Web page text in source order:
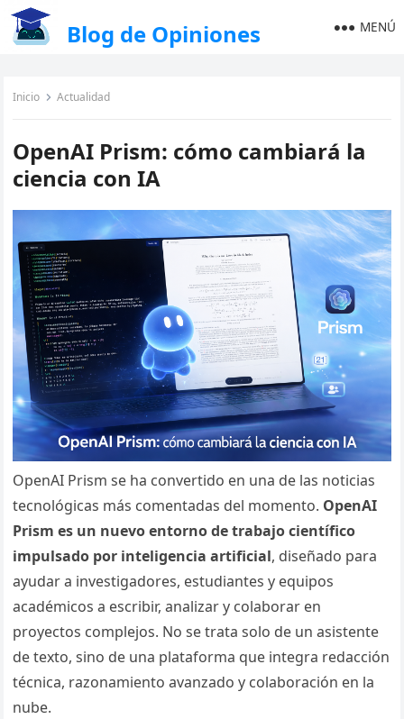
Blog de Opiniones MENÚ
Inicio Actualidad
OpenAI Prism: cómo cambiará la
ciencia con IA
OpenAI Prism se ha convertido en una de las noticias
tecnológicas más comentadas del momento. OpenAI
Prism es un nuevo entorno de trabajo científico
impulsado por inteligencia artificial, diseñado para
ayudar a investigadores, estudiantes y equipos
académicos a escribir, analizar y colaborar en
proyectos complejos. No se trata solo de un asistente
de texto, sino de una plataforma que integra redacción
técnica, razonamiento avanzado y colaboración en la
nube.